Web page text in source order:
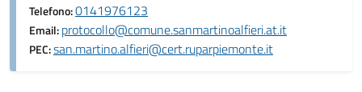
Telefono:0141976123
Email:protocollo@comune.sanmartinoalfieri.at.it
PEC:san.martino.alfieri@cert.ruparpiemonte.it